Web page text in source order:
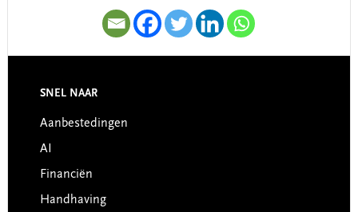
Footer
SNEL NAAR
Aanbestedingen
AI
Financiën
Handhaving